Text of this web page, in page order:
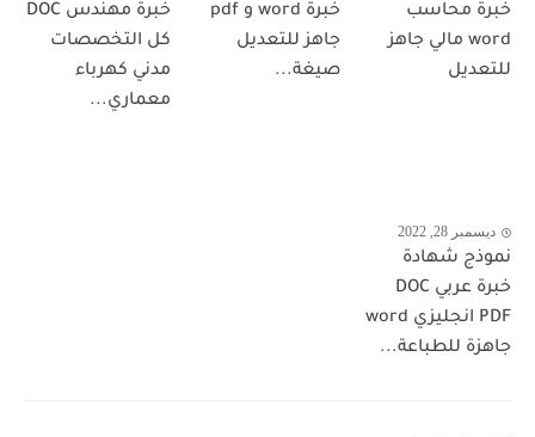
خبرة محاسب
word مالي جاهز
للتعديل
خبرة word و pdf
جاهز للتعديل
صيغة...
خبرة مهندس DOC
كل التخصصات
مدني كهرباء
معماري...
ديسمبر 28, 2022
نموذج شهادة
خبرة عربي DOC
PDF انجليزي word
جاهزة للطباعة...